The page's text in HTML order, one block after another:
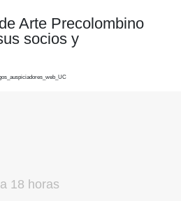
Arte Precolombino
socios y
18 horas